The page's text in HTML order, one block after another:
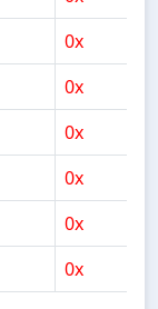
0x
0x
0x
0x
0x
0x